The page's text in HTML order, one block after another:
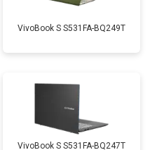
VivoBook S S531FA-BQ249T
VivoBook S S531FA-BQ247T